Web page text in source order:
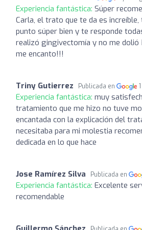
Experiencia fantástica: Súper
Carla, el trato que te da es increíble,
punto súper bien y te responde
realizó gingivectomía y no me dolió
me encanto!!!
Triny Gutierrez Publicada en
Experiencia fantástica: muy
tratamiento que me hizo no tuve
encantada con la explicación del
necesitaba para mi molestia
dedicada en lo que hace
Jose Ramírez Silva Publicada en
Experiencia fantástica: Excelente
recomendable